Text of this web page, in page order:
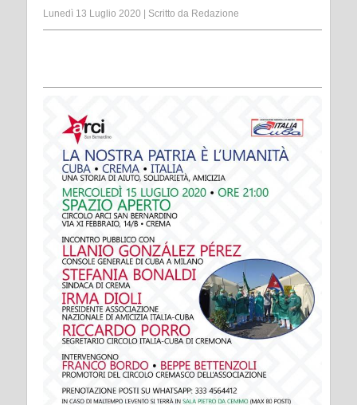
Lunedì 13 Luglio 2020 Scritto da Redazione